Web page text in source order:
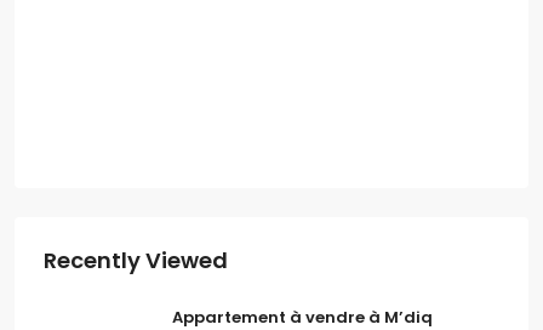
Recently Viewed
Appartement à vendre à M’diq